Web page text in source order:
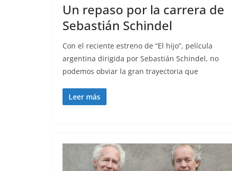
Un repaso por la carrera de
Sebastián Schindel
Con el reciente estreno de “El hijo”, película
argentina dirigida por Sebastián Schindel, no
podemos obviar la gran trayectoria que
Leer más